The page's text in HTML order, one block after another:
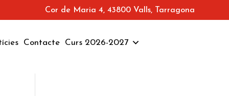
Cor de Maria 4, 43800 Valls, Tarragona
Contacte Curs 2026-2027